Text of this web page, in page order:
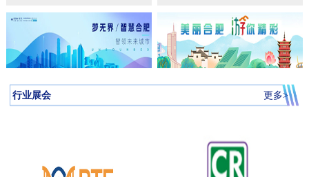
送礼自饮
行业展会 更多>